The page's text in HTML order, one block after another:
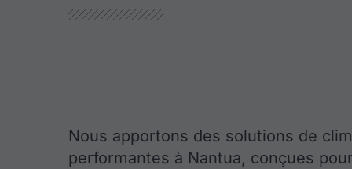
Nous apportons des solutions de
performantes à Nantua, conçues